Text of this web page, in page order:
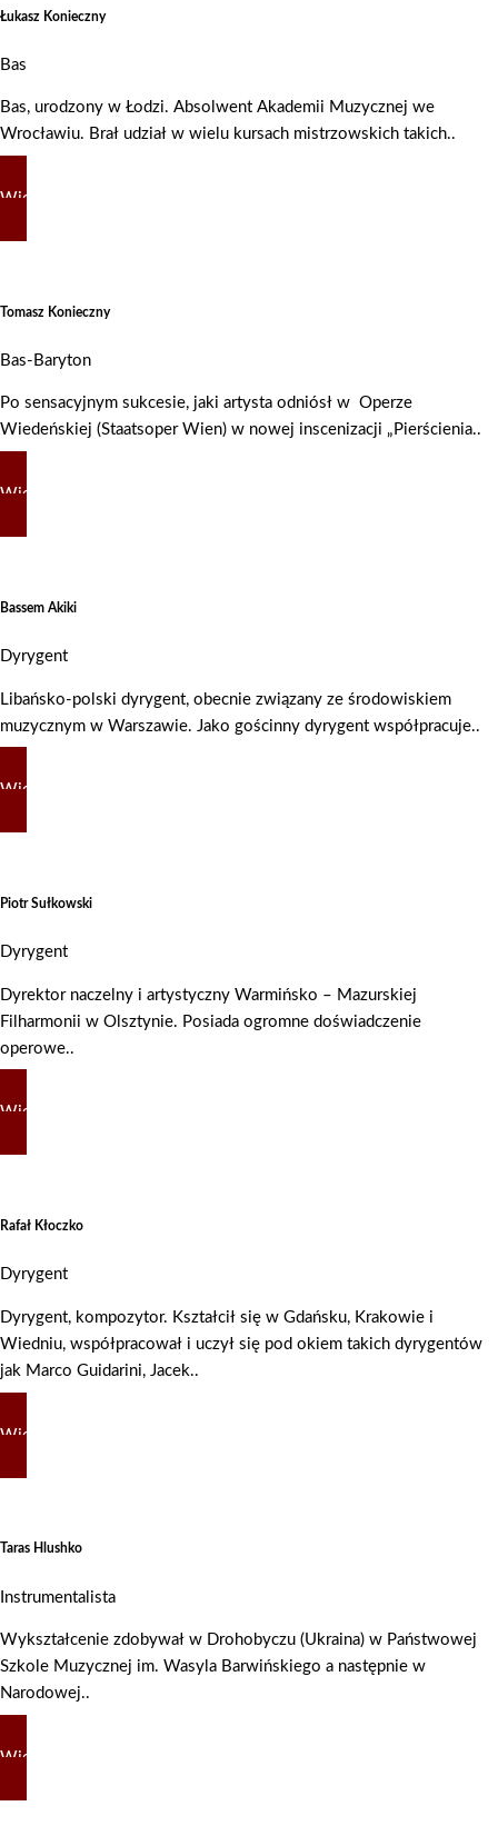
Łukasz Konieczny
Bas
Bas, urodzony w Łodzi. Absolwent Akademii Muzycznej we
Wrocławiu. Brał udział w wielu kursach mistrzowskich takich..
Więcej
Tomasz Konieczny
Bas-Baryton
Po sensacyjnym sukcesie, jaki artysta odniósł w Operze
Wiedeńskiej (Staatsoper Wien) w nowej inscenizacji „Pierścienia..
Więcej
Bassem Akiki
Dyrygent
Libańsko-polski dyrygent, obecnie związany ze środowiskiem
muzycznym w Warszawie. Jako gościnny dyrygent współpracuje..
Więcej
Piotr Sułkowski
Dyrygent
Dyrektor naczelny i artystyczny Warmińsko – Mazurskiej
Filharmonii w Olsztynie. Posiada ogromne doświadczenie
operowe..
Więcej
Rafał Kłoczko
Dyrygent
Dyrygent, kompozytor. Kształcił się w Gdańsku, Krakowie i
Wiedniu, współpracował i uczył się pod okiem takich dyrygentów
jak Marco Guidarini, Jacek..
Więcej
Taras Hlushko
Instrumentalista
Wykształcenie zdobywał w Drohobyczu (Ukraina) w Państwowej
Szkole Muzycznej im. Wasyla Barwińskiego a następnie w
Narodowej..
Więcej